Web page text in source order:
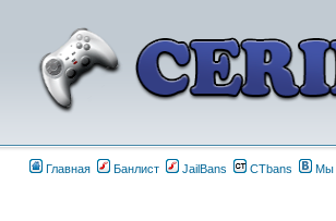
Главная Банлист JailBans CTbans Мы